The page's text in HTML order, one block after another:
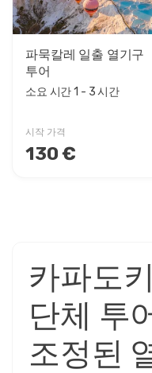
파묵칼레 일출 열기구
투어
소요 시간 1 - 3 시간
시작 가격
130 €
카파도
단체 투
조정된